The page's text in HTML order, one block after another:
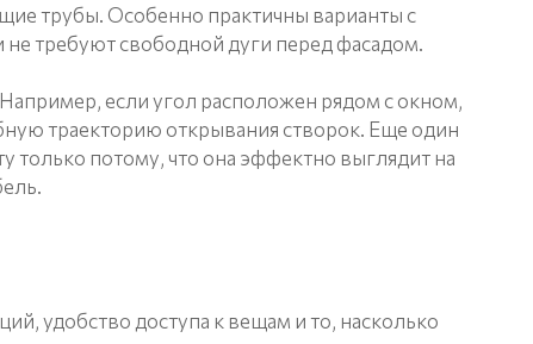
трубы. Особенно практичны варианты с
требуют свободной дуги перед фасадом.
если угол расположен рядом с окном,
траекторию открывания створок. Еще один
потому, что она эффектно выглядит на
удобство доступа к вещам и то, насколько